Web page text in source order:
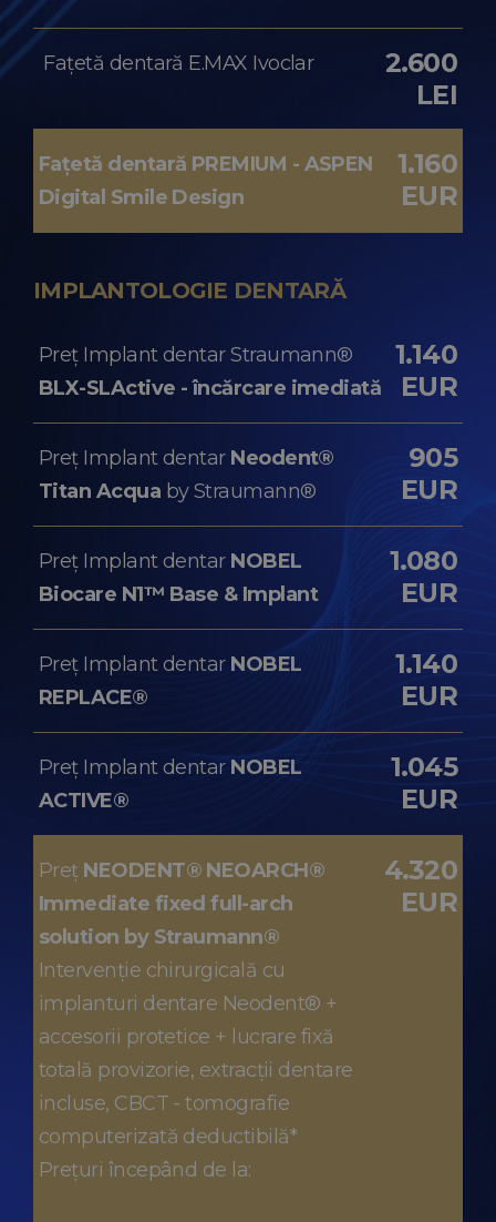
Fațetă dentară E.MAX Ivoclar
2.600
LEI
Fațetă dentară PREMIUM - ASPEN
Digital Smile Design
1.160
EUR
IMPLANTOLOGIE DENTARĂ
Preț Implant dentar Straumann®
BLX-SLActive - încărcare imediată
1.140
EUR
Preț Implant dentar Neodent®
Titan Acqua by Straumann®
905
EUR
Preț Implant dentar NOBEL
Biocare N1™ Base & Implant
1.080
EUR
Preț Implant dentar NOBEL
REPLACE®
1.140
EUR
Preț Implant dentar NOBEL
ACTIVE®
1.045
EUR
Preț NEODENT® NEOARCH®
Immediate fixed full-arch
solution by Straumann®
Intervenție chirurgicală cu
implanturi dentare Neodent® +
accesorii protetice + lucrare fixă
totală provizorie, extracții dentare
incluse, CBCT - tomografie
computerizată deductibilă*
Prețuri începând de la:
4.320
EUR